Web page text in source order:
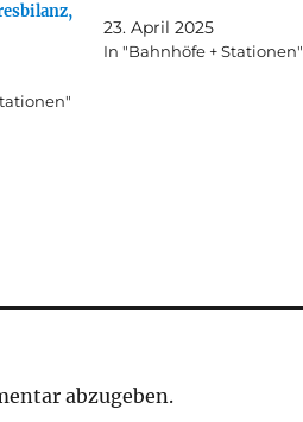
23. April 2025
In "Bahnhöfe + Stationen"
abzugeben.